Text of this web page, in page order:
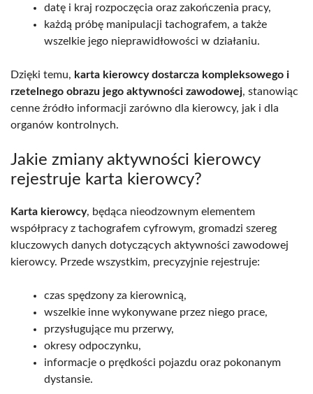
datę i kraj rozpoczęcia oraz zakończenia pracy,
każdą próbę manipulacji tachografem, a także
wszelkie jego nieprawidłowości w działaniu.
Dzięki temu, karta kierowcy dostarcza kompleksowego i
rzetelnego obrazu jego aktywności zawodowej, stanowiąc
cenne źródło informacji zarówno dla kierowcy, jak i dla
organów kontrolnych.
Jakie zmiany aktywności kierowcy
rejestruje karta kierowcy?
Karta kierowcy, będąca nieodzownym elementem
współpracy z tachografem cyfrowym, gromadzi szereg
kluczowych danych dotyczących aktywności zawodowej
kierowcy. Przede wszystkim, precyzyjnie rejestruje:
czas spędzony za kierownicą,
wszelkie inne wykonywane przez niego prace,
przysługujące mu przerwy,
okresy odpoczynku,
informacje o prędkości pojazdu oraz pokonanym
dystansie.